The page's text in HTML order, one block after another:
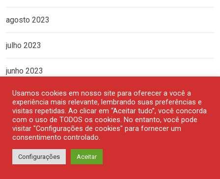
agosto 2023
julho 2023
junho 2023
maio 2023
abril 2023
março 2023
Usamos cookies em nosso site para oferecer a você a
experiência mais relevante, lembrando suas preferências e
visitas repetidas. Ao clicar em “Aceitar tudo”, você concorda
com o uso de TODOS os cookies. No entanto, você pode
visitar "Configurações de cookies" para fornecer um
consentimento controlado.
Configurações Aceitar